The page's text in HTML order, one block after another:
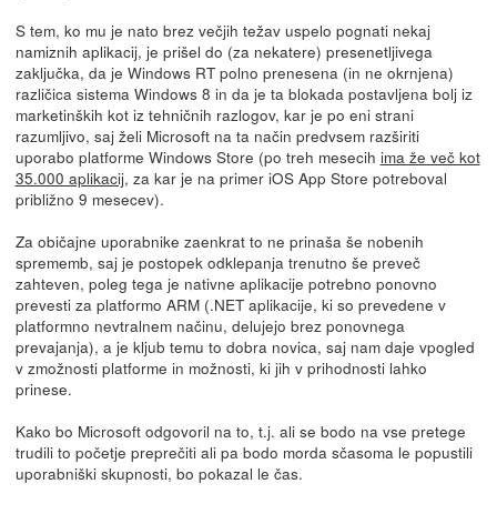
S tem, ko mu je nato brez večjih težav uspelo pognati nekaj
namiznih aplikacij, je prišel do (za nekatere) presenetljivega
zaključka, da je Windows RT polno prenesena (in ne okrnjena)
različica sistema Windows 8 in da je ta blokada postavljena bolj iz
marketinških kot iz tehničnih razlogov, kar je po eni strani
razumljivo, saj želi Microsoft na ta način predvsem razširiti
uporabo platforme Windows Store (po treh mesecih ima že več kot
35.000 aplikacij, za kar je na primer iOS App Store potreboval
približno 9 mesecev).
Za običajne uporabnike zaenkrat to ne prinaša še nobenih
sprememb, saj je postopek odklepanja trenutno še preveč
zahteven, poleg tega je nativne aplikacije potrebno ponovno
prevesti za platformo ARM (.NET aplikacije, ki so prevedene v
platformno nevtralnem načinu, delujejo brez ponovnega
prevajanja), a je kljub temu to dobra novica, saj nam daje vpogled
v zmožnosti platforme in možnosti, ki jih v prihodnosti lahko
prinese.
Kako bo Microsoft odgovoril na to, t.j. ali se bodo na vse pretege
trudili to početje preprečiti ali pa bodo morda sčasoma le popustili
uporabniški skupnosti, bo pokazal le čas.